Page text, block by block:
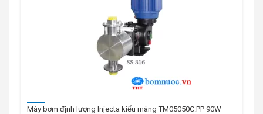
Máy bơm định lượng Injecta kiểu màng TM05050C.PP 90W